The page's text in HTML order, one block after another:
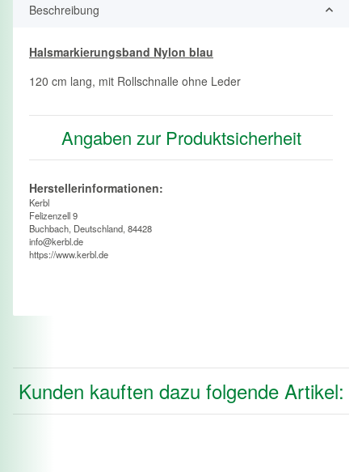
Beschreibung
Halsmarkierungsband Nylon blau
120 cm lang, mit Rollschnalle ohne Leder
Angaben zur Produktsicherheit
Herstellerinformationen:
Kerbl
Felizenzell 9
Buchbach, Deutschland, 84428
info@kerbl.de
https://www.kerbl.de
Kunden kauften dazu folgende Artikel: